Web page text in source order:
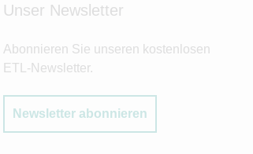
Unser Newsletter
Abonnieren Sie unseren kostenlosen
ETL-Newsletter.
Newsletter abonnieren